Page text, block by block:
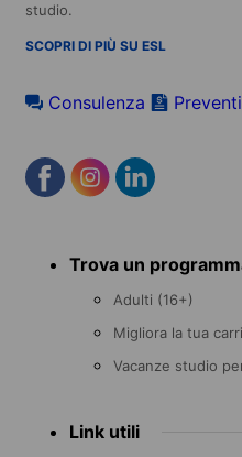
studio.
SCOPRI DI PIÙ SU ESL
Consulenza
menuTrova un
Adulti (16+)
Migliora la tua
Vacanze studio
Link utili